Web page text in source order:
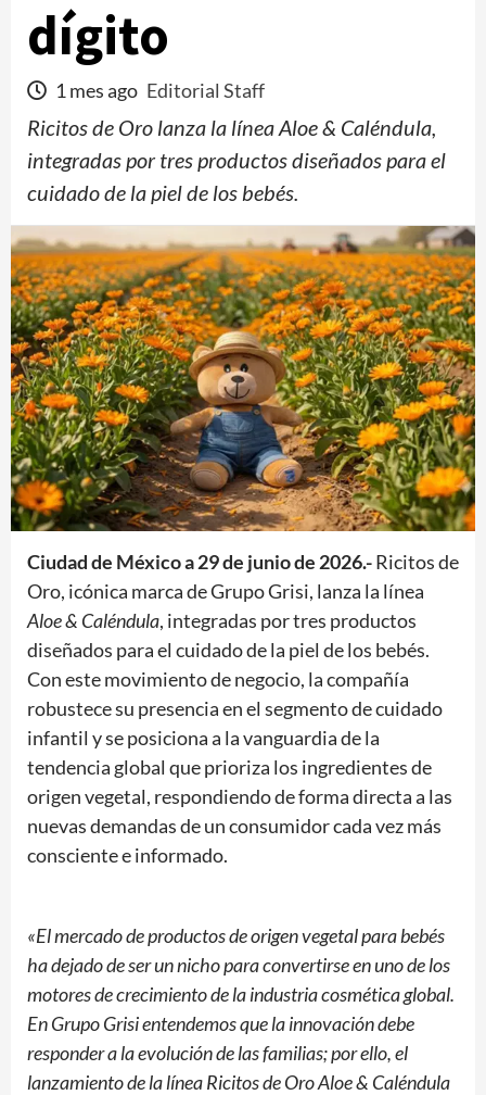
dígito
1 mes ago Editorial Staff
Ricitos de Oro lanza la línea Aloe & Caléndula,
integradas por tres productos diseñados para el
cuidado de la piel de los bebés.
Ciudad de México a 29 de junio de 2026.-Ricitos de
Oro, icónica marca de Grupo Grisi, lanza la línea
Aloe & Caléndula, integradas por tres productos
diseñados para el cuidado de la piel de los bebés.
Con este movimiento de negocio, la compañía
robustece su presencia en el segmento de cuidado
infantil y se posiciona a la vanguardia de la
tendencia global que prioriza los ingredientes de
origen vegetal, respondiendo de forma directa a las
nuevas demandas de un consumidor cada vez más
consciente e informado.
«El mercado de productos de origen vegetal para bebés
ha dejado de ser un nicho para convertirse en uno de los
motores de crecimiento de la industria cosmética global.
En Grupo Grisi entendemos que la innovación debe
responder a la evolución de las familias; por ello, el
lanzamiento de la línea Ricitos de Oro Aloe & Caléndula